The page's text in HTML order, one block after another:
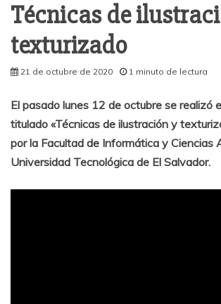
Técnicas de
texturizado
21 de octubre de 2020 1 minuto de lectura
El pasado lunes 12 de octubre se realizó
titulado «Técnicas de ilustración y
por la Facultad de Informática y Ciencias
Universidad Tecnológica de El Salvador.